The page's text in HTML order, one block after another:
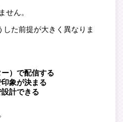
せん。
た前提が大きく異なりま
）で配信する
象が決まる
計できる